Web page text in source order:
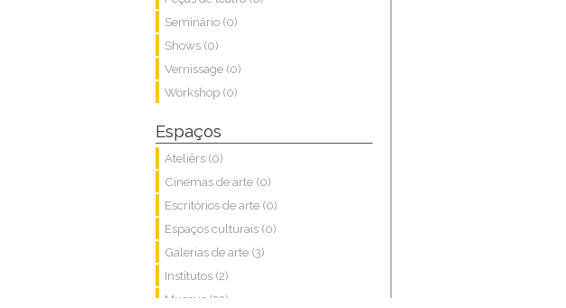
Seminário (0)
Shows (0)
Vernissage (0)
Workshop (0)
Espaços
Ateliêrs (0)
Cinemas de arte (0)
Escritórios de arte (0)
Espaços culturais (0)
Galerias de arte (3)
Institutos (2)
Museus (22)